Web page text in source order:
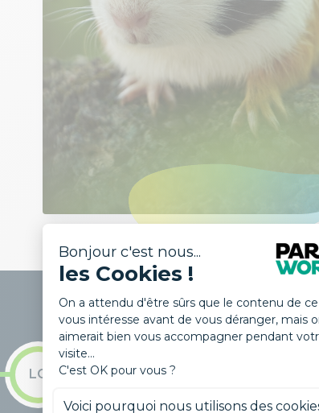
STATUT DE CONSERVATION UICN
LC NT